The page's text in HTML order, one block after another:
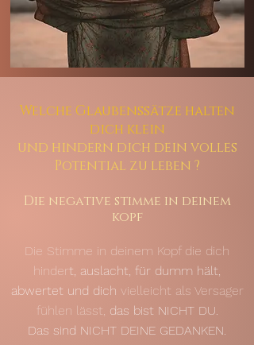
Welche Glaubenssätze halten
dich klein
und hindern dich dein volles
Potential zu leben ?
Die negative stimme in deinem
kopf
Die Stimme in deinem Kopf die dich
hindert, auslacht, für dumm hält,
abwertet und dich vielleicht als Versager
fühlen lässt, das bist NICHT DU.
Das sind NICHT DEINE GEDANKEN.